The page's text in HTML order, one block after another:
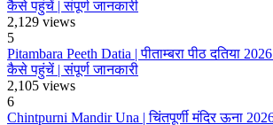
कैसे पहुंचें | संपूर्ण जानकारी
2,129 views
5
Pitambara Peeth Datia | पीताम्बरा पीठ दतिया
कैसे पहुंचें | संपूर्ण जानकारी
2,105 views
6
Chintpurni Mandir Una | चिंतपूर्णी मंदिर ऊना